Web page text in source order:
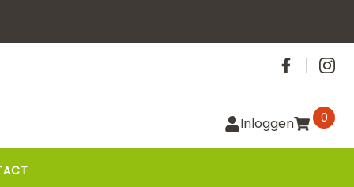
Social
Inloggen 0